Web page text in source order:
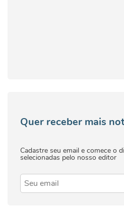
Quer receber mais
Cadastre seu email e comece o
selecionadas pelo nosso editor